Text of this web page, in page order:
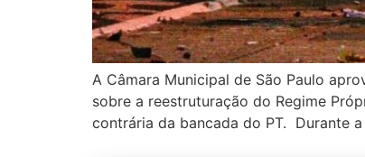
A Câmara Municipal de São Paulo
sobre a reestruturação do Regime
contrária da bancada do PT. Durante